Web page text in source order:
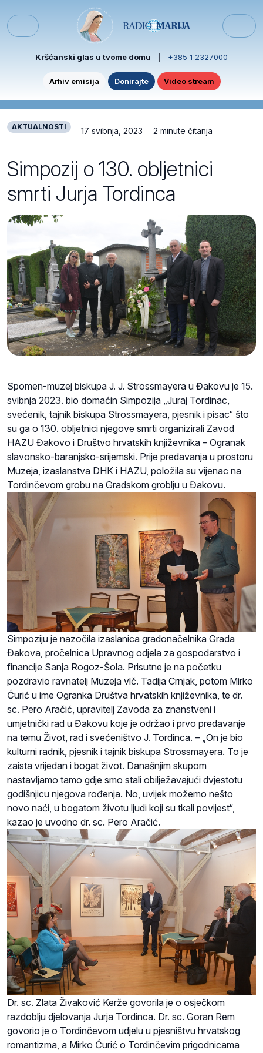
Menu
Kršćanski glas u tvome domu +385 1 2327000
Arhiv emisija Donirajte Video stream
AKTUALNOSTI 17 svibnja, 2023 2 minute čitanja
Simpozij o 130. obljetnici
smrti Jurja Tordinca
Spomen-muzej biskupa J. J. Strossmayera u Đakovu je 15.
svibnja 2023. bio domaćin Simpozija „Juraj Tordinac,
svećenik, tajnik biskupa Strossmayera, pjesnik i pisac“ što
su ga o 130. obljetnici njegove smrti organizirali Zavod
HAZU Đakovo i Društvo hrvatskih književnika – Ogranak
slavonsko-baranjsko-srijemski. Prije predavanja u prostoru
Muzeja, izaslanstva DHK i HAZU, položila su vijenac na
Tordinčevom grobu na Gradskom groblju u Đakovu.
Simpoziju je nazočila izaslanica gradonačelnika Grada
Đakova, pročelnica Upravnog odjela za gospodarstvo i
financije Sanja Rogoz-Šola. Prisutne je na početku
pozdravio ravnatelj Muzeja vlč. Tadija Crnjak, potom Mirko
Ćurić u ime Ogranka Društva hrvatskih književnika, te dr.
sc. Pero Aračić, upravitelj Zavoda za znanstveni i
umjetnički rad u Đakovu koje je održao i prvo predavanje
na temu Život, rad i svećeništvo J. Tordinca. – „On je bio
kulturni radnik, pjesnik i tajnik biskupa Strossmayera. To je
zaista vrijedan i bogat život. Današnjim skupom
nastavljamo tamo gdje smo stali obilježavajući dvjestotu
godišnjicu njegova rođenja. No, uvijek možemo nešto
novo naći, u bogatom životu ljudi koji su tkali povijest“,
kazao je uvodno dr. sc. Pero Aračić.
Dr. sc. Zlata Živaković Kerže govorila je o osječkom
razdoblju djelovanja Jurja Tordinca. Dr. sc. Goran Rem
govorio je o Tordinčevom udjelu u pjesništvu hrvatskog
romantizma, a Mirko Ćurić o Tordinčevim prigodnicama